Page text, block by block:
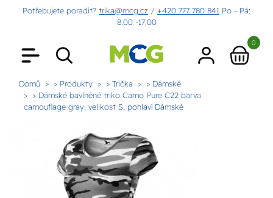
Potřebujete poradit? trika@mcg.cz / +420 777 780 841 Po - Pá:
8:00 -17:00
0
Domů > Produkty > Trička
> Dámské
> Dámské bavlněné triko Camo Pure C22 barva
camouflage gray, velikost S, pohlaví Dámské